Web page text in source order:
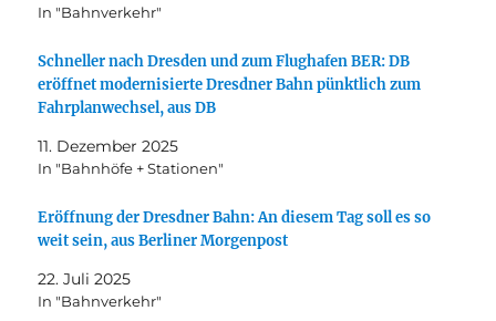
In "Bahnverkehr"
Schneller nach Dresden und zum Flughafen BER: DB
eröffnet modernisierte Dresdner Bahn pünktlich zum
Fahrplanwechsel, aus DB
11. Dezember 2025
In "Bahnhöfe + Stationen"
Eröffnung der Dresdner Bahn: An diesem Tag soll es so
weit sein, aus Berliner Morgenpost
22. Juli 2025
In "Bahnverkehr"